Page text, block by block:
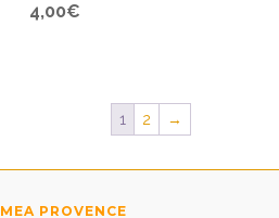
4,00€
1 2 →
MEA PROVENCE